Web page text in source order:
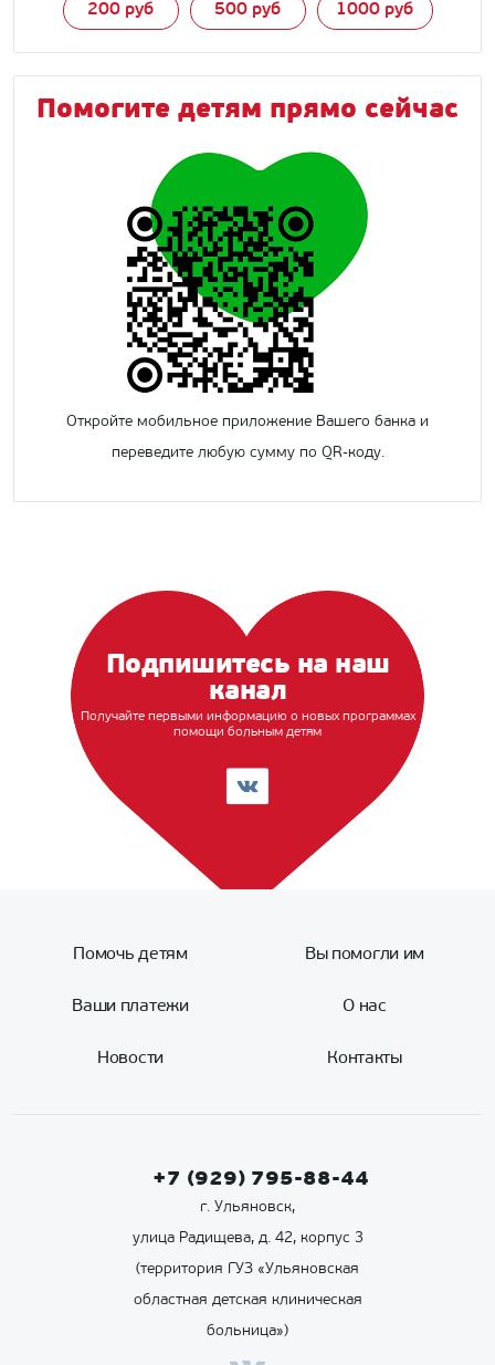
200 руб 500 руб 1000 руб
Помогите детям прямо сейчас
Откройте мобильное приложение Вашего банка и
переведите любую сумму по QR-коду.
Подпишитесь на наш
канал
Получайте первыми информацию о новых программах
помощи больным детям
Помочь детям Вы помогли им
Ваши платежи О нас
Новости Контакты
+7 (929) 795-88-44
г. Ульяновск,
улица Радищева, д. 42, корпус 3
(территория ГУЗ «Ульяновская
областная детская клиническая
больница»)